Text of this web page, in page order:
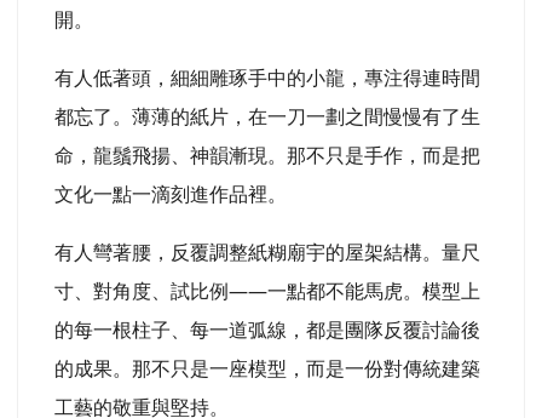
開。
有人低著頭，細細雕琢手中的小龍，專注得連時間
都忘了。薄薄的紙片，在一刀一劃之間慢慢有了生
命，龍鬚飛揚、神韻漸現。那不只是手作，而是把
文化一點一滴刻進作品裡。
有人彎著腰，反覆調整紙糊廟宇的屋架結構。量尺
寸、對角度、試比例——一點都不能馬虎。模型上
的每一根柱子、每一道弧線，都是團隊反覆討論後
的成果。那不只是一座模型，而是一份對傳統建築
工藝的敬重與堅持。